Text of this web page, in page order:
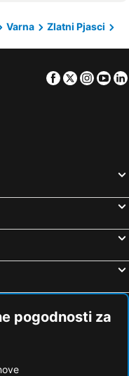
Varna
Zlatni Pjasci
Facebook
Twitter
pogodnosti za